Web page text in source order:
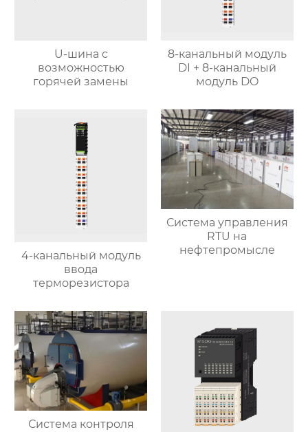
U-шина с
возможностью
горячей замены
8-канальный модуль
DI + 8-канальный
модуль DO
4-канальный модуль
ввода
терморезистора
Система управления
RTU на
нефтепромысле
Система контроля